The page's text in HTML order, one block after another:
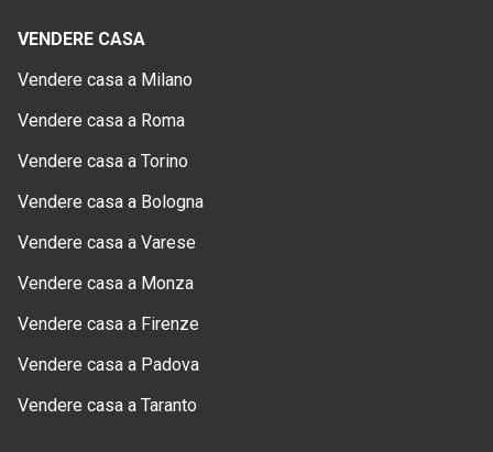
VENDERE CASA
Vendere casa a Milano
Vendere casa a Roma
Vendere casa a Torino
Vendere casa a Bologna
Vendere casa a Varese
Vendere casa a Monza
Vendere casa a Firenze
Vendere casa a Padova
Vendere casa a Taranto